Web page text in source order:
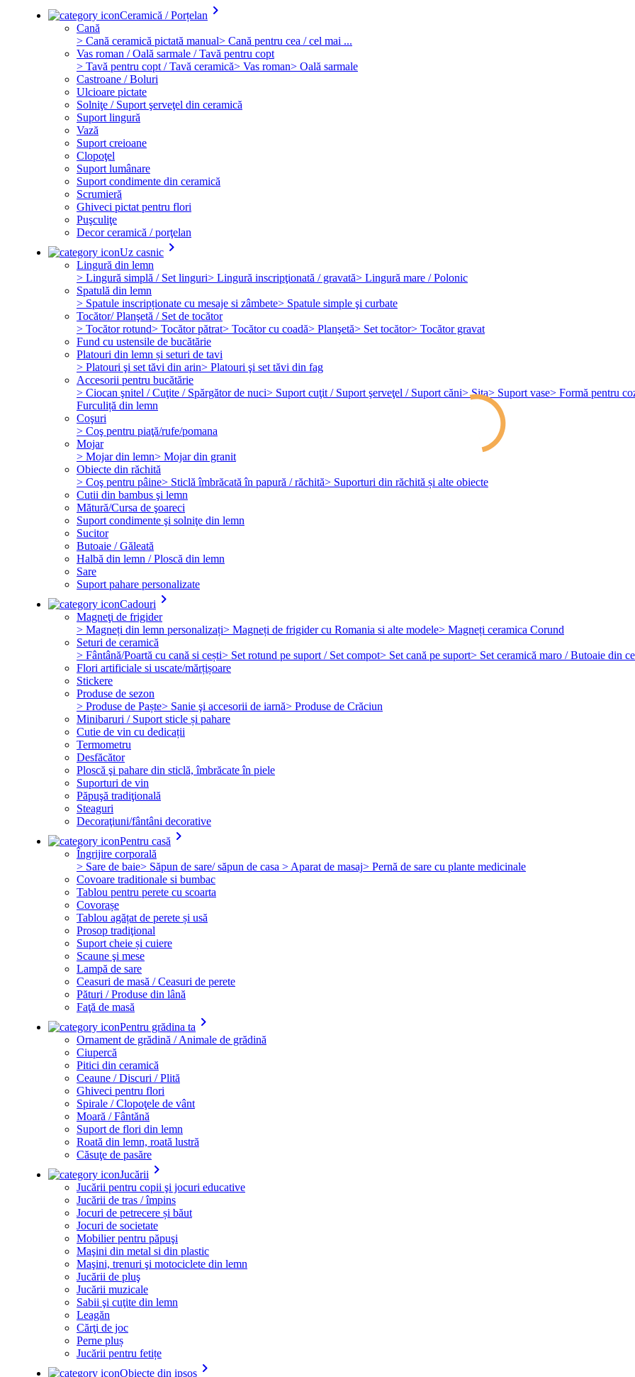
Ceramică / Porțelan keyboard_arrow_right
Cană
> Cană ceramică pictată manual> Cană pentru cea / cel mai ...
Vas roman / Oală sarmale / Tavă pentru copt
> Tavă pentru copt / Tavă ceramică> Vas roman> Oală sarmale
Castroane / Boluri
Ulcioare pictate
Solniţe / Suport şerveţel din ceramică
Suport lingură
Vază
Suport creioane
Clopoţel
Suport lumânare
Suport condimente din ceramică
Scrumieră
Ghiveci pictat pentru flori
Puşculiţe
Decor ceramică / porţelan
Uz casnic keyboard_arrow_right
Lingură din lemn
> Lingură simplă / Set linguri> Lingură inscripţionată / gravată> Lingură mare / Polonic
Spatulă din lemn
> Spatule inscripționate cu mesaje si zâmbete> Spatule simple şi curbate
Tocător/ Planşetă / Set de tocător
> Tocător rotund> Tocător pătrat> Tocător cu coadă> Planşetă> Set tocător> Tocător gravat
Fund cu ustensile de bucătărie
Platouri din lemn și seturi de tavi
> Platouri şi set tăvi din arin> Platouri şi set tăvi din fag
Accesorii pentru bucătărie
> Ciocan şnitel / Cuţite / Spărgător de nuci> Suport cuţit / Suport şerveţel / Suport căni> Sita> Suport vase> Formă pentru
Furculiță din lemn
Coşuri
> Coş pentru piaţă/rufe/pomana
Mojar
> Mojar din lemn> Mojar din granit
Obiecte din răchită
> Coş pentru pâine> Sticlă îmbrăcată în papură / răchită> Suporturi din răchită și alte obiecte
Cutii din bambus şi lemn
Mătură/Cursa de şoareci
Suport condimente şi solniţe din lemn
Sucitor
Butoaie / Găleată
Halbă din lemn / Ploscă din lemn
Sare
Suport pahare personalizate
Cadouri keyboard_arrow_right
Magneţi de frigider
> Magneți din lemn personalizați> Magneți de frigider cu Romania si alte modele> Magneți ceramica Corund
Seturi de ceramică
> Fântână/Poartă cu cană si cești> Set rotund pe suport / Set compot> Set cană pe suport> Set ceramică maro / Butoaie din
Flori artificiale si uscate/mărțișoare
Stickere
Produse de sezon
> Produse de Paște> Sanie şi accesorii de iarnă> Produse de Crăciun
Minibaruri / Suport sticle și pahare
Cutie de vin cu dedicații
Termometru
Desfăcător
Ploscă şi pahare din sticlă, îmbrăcate în piele
Suporturi de vin
Păpuşă tradiţională
Steaguri
Decoraţiuni/fântâni decorative
Pentru casă keyboard_arrow_right
Îngrijire corporală
> Sare de baie> Săpun de sare/ săpun de casa > Aparat de masaj> Pernă de sare cu plante medicinale
Covoare traditionale si bumbac
Tablou pentru perete cu scoarta
Covorașe
Tablou agățat de perete și usă
Prosop tradiţional
Suport cheie și cuiere
Scaune şi mese
Lampă de sare
Ceasuri de masă / Ceasuri de perete
Pături / Produse din lână
Faţă de masă
Pentru grădina ta keyboard_arrow_right
Ornament de grădină / Animale de grădină
Ciupercă
Pitici din ceramică
Ceaune / Discuri / Plită
Ghiveci pentru flori
Spirale / Clopoţele de vânt
Moară / Fântănă
Suport de flori din lemn
Roată din lemn, roată lustră
Căsuţe de pasăre
Jucării keyboard_arrow_right
Jucării pentru copii şi jocuri educative
Jucării de tras / împins
Jocuri de petrecere și băut
Jocuri de societate
Mobilier pentru păpuşi
Maşini din metal si din plastic
Maşini, trenuri şi motociclete din lemn
Jucării de pluş
Jucării muzicale
Sabii şi cuţite din lemn
Leagăn
Cărţi de joc
Perne pluș
Jucării pentru fetițe
Obiecte din ipsos keyboard_arrow_right